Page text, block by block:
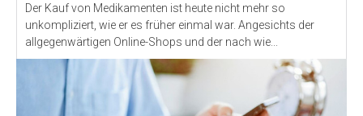
Der Kauf von Medikamenten ist heute nicht mehr so ​​
unkompliziert, wie er es früher einmal war. Angesichts der
allgegenwärtigen Online-Shops und der nach wie...